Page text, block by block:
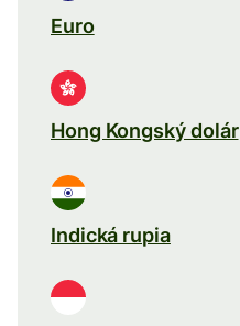
Euro
Hong Kongský dolár
Indická rupia